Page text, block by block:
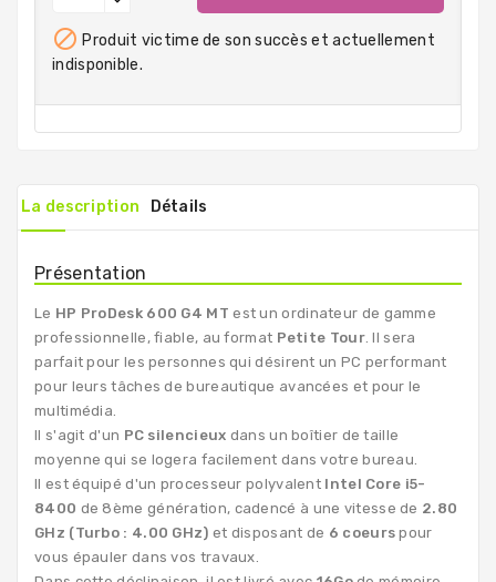
 Produit victime de son succès et actuellement
indisponible.
La description Détails
Présentation
Le HP ProDesk 600 G4 MT est un ordinateur de gamme
professionnelle, fiable, au format Petite Tour. Il sera
parfait pour les personnes qui désirent un PC performant
pour leurs tâches de bureautique avancées et pour le
multimédia.
Il s'agit d'un PC silencieux dans un boîtier de taille
moyenne qui se logera facilement dans votre bureau.
Il est équipé d'un processeur polyvalent Intel Core i5-
8400 de 8ème génération, cadencé à une vitesse de 2.80
GHz (Turbo : 4.00 GHz) et disposant de 6 coeurs pour
vous épauler dans vos travaux.